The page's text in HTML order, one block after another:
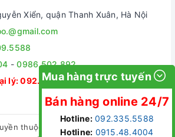
7L
Tủ đứng SLIM
Xiển, quận Thanh Xuân, Hà Nội
-0986.502.892
lý:092.335.5588
thuộc về
Kangaroo Store
Mua hàng trực tuyến
Bán hàng online 24/7
Hotline: 092.335.5588
Hotline: 0915.48.4004